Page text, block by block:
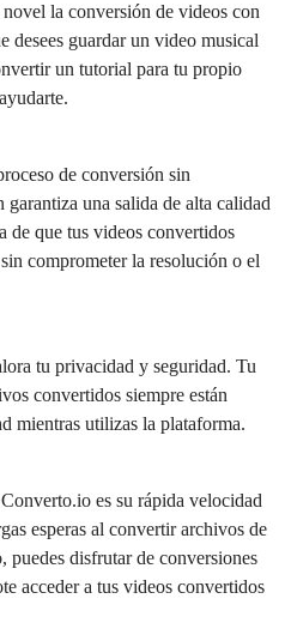
la conversión de videos con
desees guardar un video musical
un tutorial para tu propio
de conversión sin
una salida de alta calidad
de que tus videos convertidos
comprometer la resolución o el
tu privacidad y seguridad. Tu
convertidos siempre están
mientras utilizas la plataforma.
es su rápida velocidad
esperas al convertir archivos de
disfrutar de conversiones
acceder a tus videos convertidos